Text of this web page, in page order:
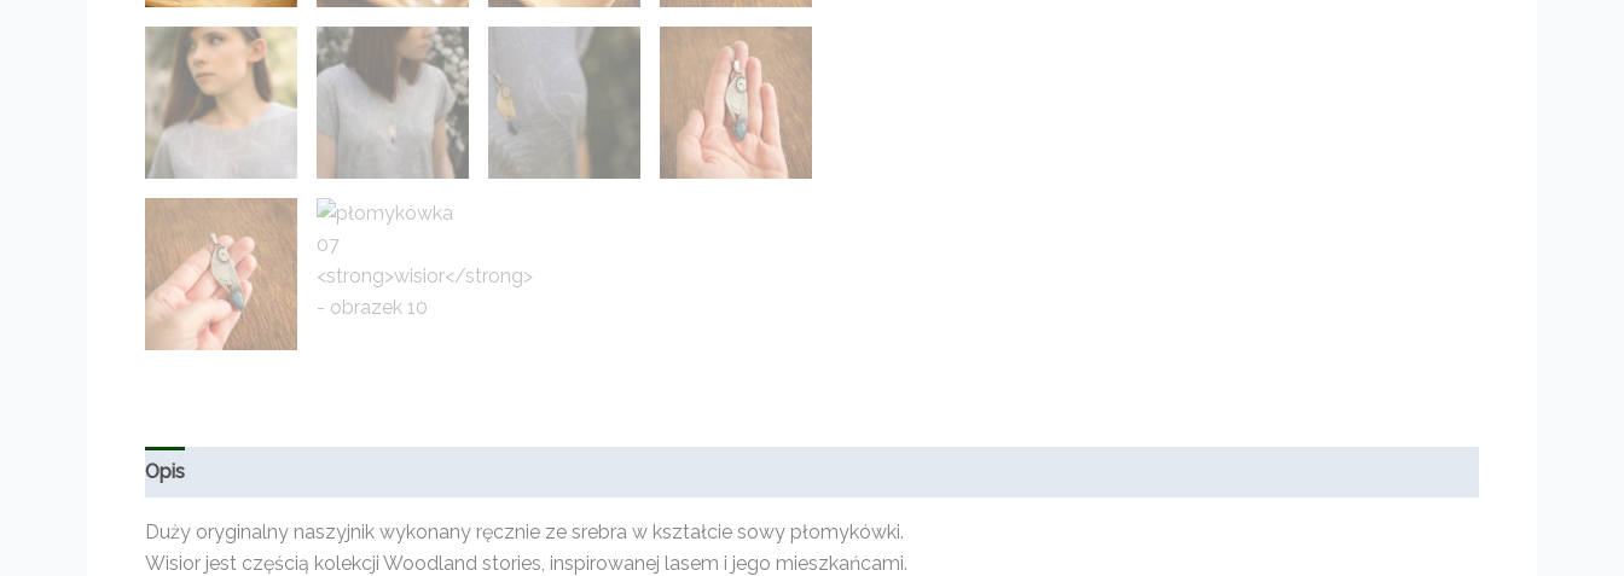
Opis
Duży oryginalny naszyjnik wykonany ręcznie ze srebra w kształcie sowy płomykówki.
Wisior jest częścią kolekcji Woodland stories, inspirowanej lasem i jego mieszkańcami.